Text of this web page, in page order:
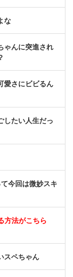
な
ゃんに突進され
愛さにビビるん
したい人生だっ
今回は微妙スキ
方法がこちら
スペちゃん